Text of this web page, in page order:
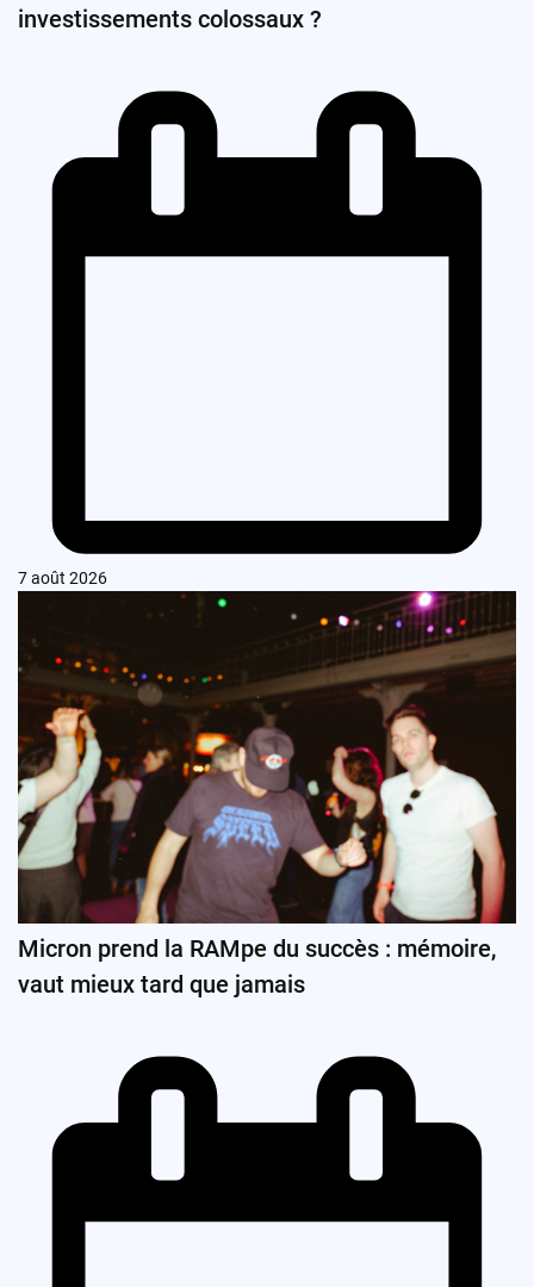
investissements colossaux ?
7 août 2026
Micron prend la RAMpe du succès : mémoire,
vaut mieux tard que jamais